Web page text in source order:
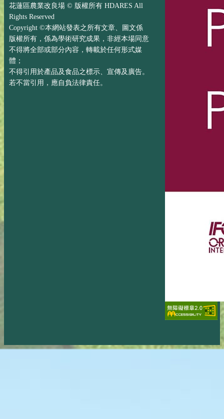
花蓮區農業改良場 © 版權所有 HDARES All
Rights Reserved
Copyright ©本網站發表之所有文章、圖文係
版權所有，係為學術研究成果，非經本場同意
不得將全部或部分內容，轉載於任何形式媒
體；
不得引用於產品及食品之標示、宣傳及廣告。
若不當引用，應自負法律責任。